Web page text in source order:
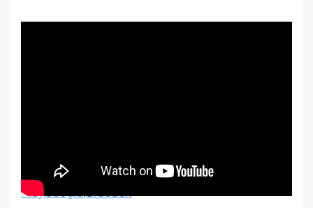
PlayGoogle|Dropbox